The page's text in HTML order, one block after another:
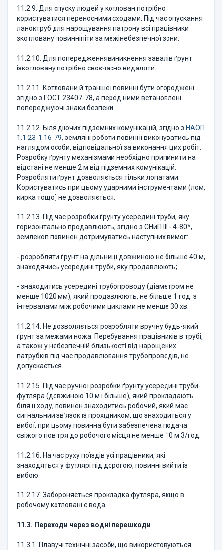
11.2.9. Для спуску людей у котлован потрібно
користуватися переносними сходами. Під час опускання
ланоктруб для нарощування патрону всі працівники
зкотловану повинніпіти за межінебезпечної зони.
11.2.10. Для попередженнявиникнення завалів ґрунт
ізкотловану потрібно своєчасно видаляти.
11.2.11. Котловани й траншеї повинні бути огороджені
згідно з ГОСТ 23407-78, а перед ними встановлені
попереджуючі знаки безпеки.
11.2.12. Біля діючих підземних комунікацій, згідно з НАОП
1.1.23-1.16-79, земляні роботи повинні виконуватись під
наглядом особи, відповідальної за виконання цих робіт.
Розробку ґрунту механізмами необхідно припинити на
відстані не менше 2 м від підземних комунікацій.
Розробляти ґрунт дозволяється тільки лопатами.
Користуватись при цьому ударними інструментами (лом,
кирка тощо) не дозволяється.
11.2.13. Під час розробки ґрунту усередині труби, яку
горизонтально продавлюють, згідно з СНиП ІІІ - 4-80*,
землекоп повинен дотримуватись наступних вимог:
- розробляти ґрунт на дільниці довжиною не більше 40 м,
знаходячись усередині труби, яку продавлюють;
- знаходитись усередині трубопроводу (діаметром не
менше 1020 мм), який продавлюють, не більше 1 год. з
інтервалами між робочими циклами не менше 30 хв.
11.2.14. Не дозволяється розробляти вручну будь-який
ґрунт за межами ножа. Перебування працівників в трубі,
а також у небезпечній близькості від нарощених
патрубків під час продавлювання трубопроводів, не
допускається.
11.2.15. Під час ручної розробки ґрунту усередині труби-
футляра (довжиною 10 м і більше), який прокладають
біля ії ходу, повинен знаходитись робочий, який має
сигнальний зв’язок із прохідником, що знаходиться у
вибої, при цьому повинна бути забезпечена подача
свіжого повітря до робочого місця не менше 10 м 3/год.
11.2.16. На час руху поїздів усі працівники, які
знаходяться у футлярі під дорогою, повинні вийти із
вибою.
11.2.17. Забороняється прокладка футляра, якщо в
робочому котловані є вода.
11.3. Переходи через водні перешкоди
11.3.1. Плавучі технічні засоби, що використовуються